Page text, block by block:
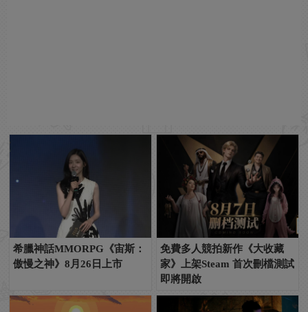
希臘神話MMORPG《宙斯：
傲慢之神》8月26日上市
免費多人競拍新作《大收藏
家》上架Steam 首次刪檔測試
即將開啟